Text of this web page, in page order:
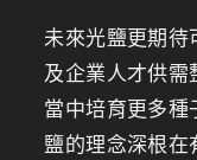
未來光鹽更期待
及企業人才供需
當中培育更多種
鹽的理念深根在